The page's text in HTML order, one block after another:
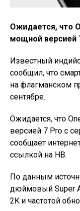
Ожидается, что
мощной версией
Известный
сообщил, что
на флагманском
сентябре.
Ожидается, что
версией 7 Pro с
сообщает
ссылкой на НВ.
По данным
дюймовый Super
2K и частотой